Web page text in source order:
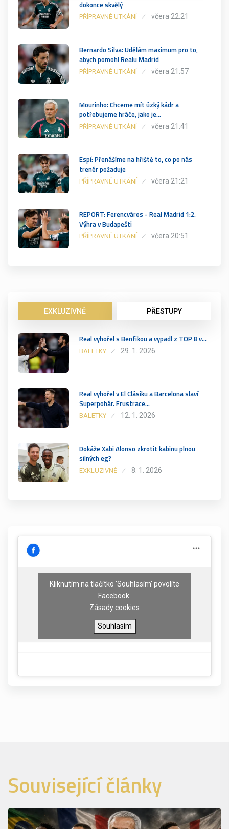
dokonce skvělý
PŘÍPRAVNÉ UTKÁNÍ včera 22:21
Bernardo Silva: Udělám maximum pro to,
abych pomohl Realu Madrid
PŘÍPRAVNÉ UTKÁNÍ včera 21:57
Mourinho: Chceme mít úzký kádr a
potřebujeme hráče, jako je…
PŘÍPRAVNÉ UTKÁNÍ včera 21:41
Espí: Přenášíme na hřiště to, co po nás
trenér požaduje
PŘÍPRAVNÉ UTKÁNÍ včera 21:21
REPORT: Ferencváros - Real Madrid 1:2.
Výhra v Budapešti
PŘÍPRAVNÉ UTKÁNÍ včera 20:51
EXKLUZIVNĚ PŘESTUPY
Real vyhořel s Benfikou a vypadl z TOP 8 v…
BALETKY 29. 1. 2026
Real vyhořel v El Clásiku a Barcelona slaví
Superpohár. Frustrace…
BALETKY 12. 1. 2026
Dokáže Xabi Alonso zkrotit kabinu plnou
silných eg?
EXKLUZIVNĚ 8. 1. 2026
Kliknutím na tlačítko 'Souhlasím' povolíte
Facebook
Zásady cookies
Souhlasím
Související články